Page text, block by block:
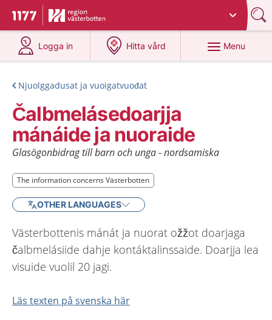
To start page for 1177
Du har valt region
Logga in
at 1177.se
Hitta vård
at 1177.se
Menu
Njuolggadusat ja vuoigatvuođat
Čalbmelásedoarjja
mánáide ja nuoraide
Glasögonbidrag till barn och unga - nordsamiska
The information concerns Västerbotten
The information concerns Västerbotten
OTHER LANGUAGES
Västerbottenis mánát ja nuorat ožžot doarjaga
čalbmelásiide dahje kontáktalinssaide. Doarjja lea
visuide vuolil 20 jagi.
Läs texten på svenska här